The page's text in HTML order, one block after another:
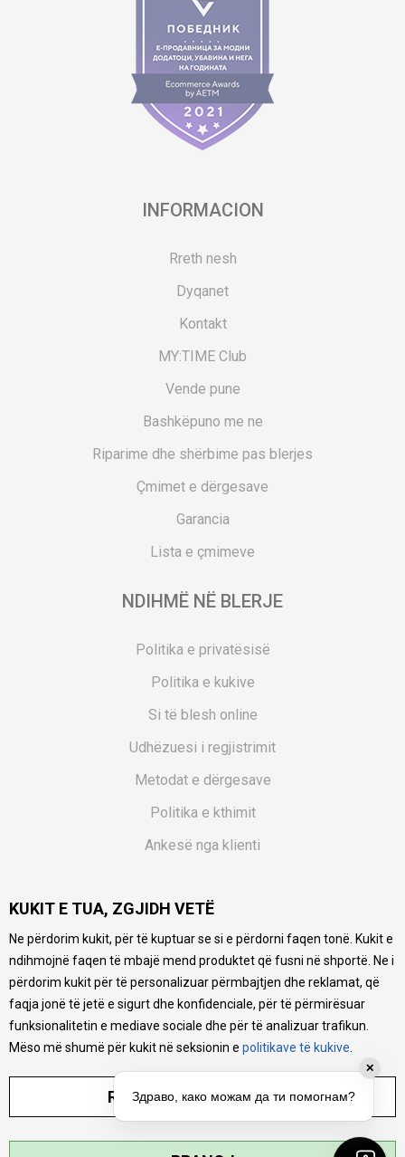
INFORMACION
Rreth nesh
Dyqanet
Kontakt
MY:TIME Club
Vende pune
Bashkëpuno me ne
Riparime dhe shërbime pas blerjes
Çmimet e dërgesave
Garancia
Lista e çmimeve
NDIHMË NË BLERJE
Politika e privatësisë
Politika e kukive
Si të blesh online
Udhëzuesi i regjistrimit
Metodat e dërgesave
Politika e kthimit
Ankesë nga klienti
Pyetjet më të shpeshta
Ne bëjmë çmos që të ofrojmë një përshkrim sa më të saktë
të produkteve tona, ofrojmë edhe foto e çmimin, por nuk
mund të garantojmë që informacioni është i plotë e pa
gabime. Të gjitha produktet janë pjesë e portfolios sonë, por
kjo nuk do të thotë se janë në gjendje në çdo çast.
KUKIT E TUA, ZGJIDH VETË
Ne përdorim kukit, për të kuptuar se si e përdorni faqen tonë. Kukit e
ndihmojnë faqen të mbajë mend produktet që fusni në shportë. Ne i
përdorim kukit për të personalizuar përmbajtjen dhe reklamat, që
faqja jonë të jetë e sigurt dhe konfidenciale, për të përmirësuar
funksionalitetin e mediave sociale dhe për të analizuar trafikun.
Mëso më shumë për kukit në seksionin e politikave të kukive
RREGULLO PARAMETRAT
✕
Здраво, како можам да ти помогнам?